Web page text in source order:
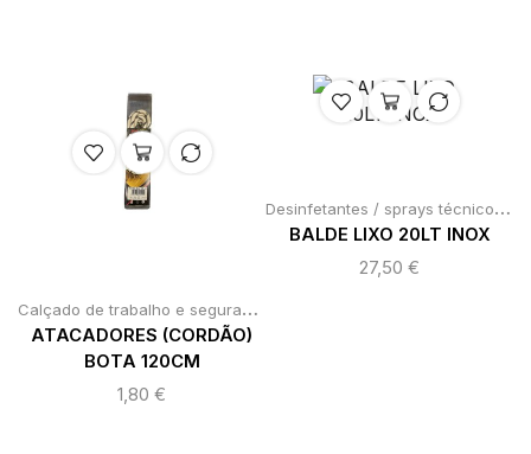
C
alçado de trabalho e segurança / cintas de aperto e elevação
ATACADORES (CORDÃO)
BOTA 120CM
1,80 €
D
esinfetantes / sprays técnicos / vassouras / varredores
BALDE LIXO 20LT INOX
27,50 €